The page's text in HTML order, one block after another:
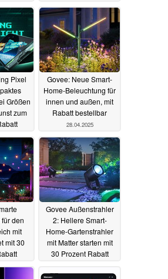
19.05.2025
Pixel
Größen
zum
Govee: Neue Smart-
Home-Beleuchtung für
innen und außen, mit
Rabatt bestellbar
28.04.2025
den
mit
mit 30
Govee Außenstrahler
2: Hellere Smart-
Home-Gartenstrahler
mit Matter starten mit
30 Prozent Rabatt